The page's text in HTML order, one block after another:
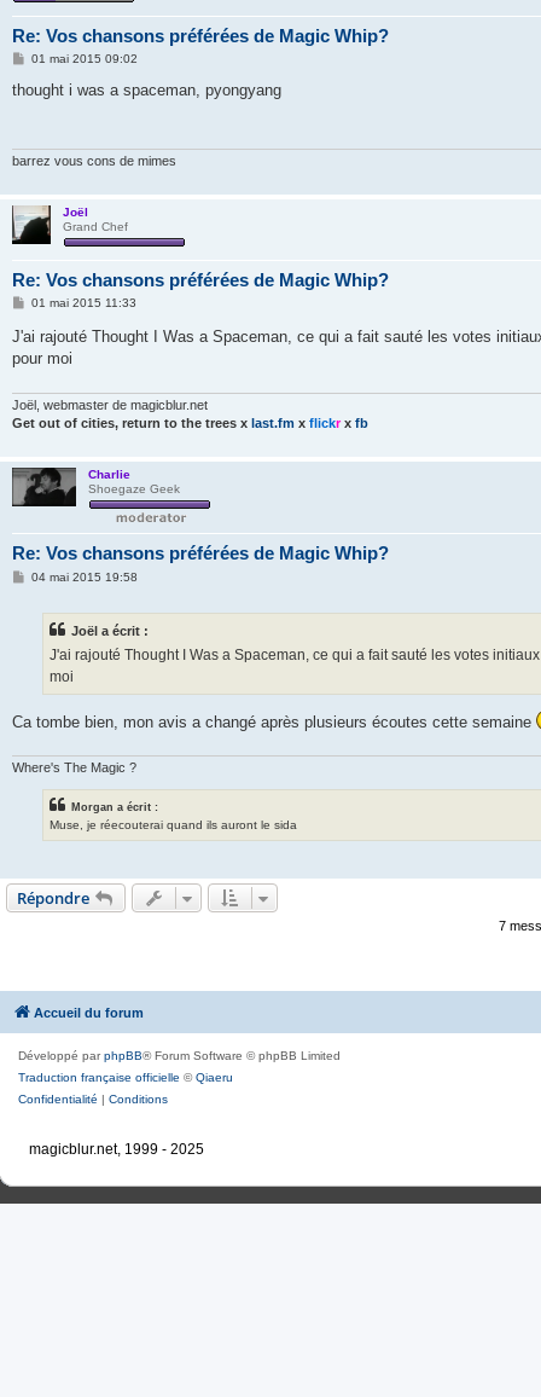
Re: Vos chansons préférées de Magic Whip?
M
s
01 mai 2015 09:02
thought i was a spaceman, pyongyang
barrez vous cons de mimes
Joël
Grand Chef
Re: Vos chansons préférées de Magic Whip?
M
s
s
a
01 mai 2015 11:33
J'ai rajouté Thought I Was a Spaceman, ce qui a fait sauté les votes
pour moi
Joël, webmaster de magicblur.net
Get out of cities, return to the trees x last.fm x flickrx fb
Charlie
Shoegaze Geek
Re: Vos chansons préférées de Magic Whip?
M04 mai 2015 19:58
Joël a écrit :
J'ai rajouté Thought I Was a Spaceman, ce qui a fait sauté les votes
moi
Ca tombe bien, mon avis a changé après plusieurs écoutes cette semaine
Where's The Magic ?
Morgan a écrit :
Muse, je réecouterai quand ils auront le sida
Répondre
7
Accueil du forum
Développé parphpBB® Forum Software © phpBB Limited
Traduction française officielle ©Qiaeru
Confidentialité | Conditions
magicblur.net, 1999 - 2025